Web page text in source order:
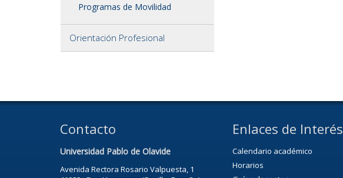
Programas de Movilidad
Orientación Profesional
Contacto
Universidad Pablo de Olavide
Avenida Rectora Rosario Valpuesta, 1
Enlaces de Interés
Calendario académico
Horarios